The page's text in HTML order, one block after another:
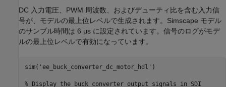
DC 入力電圧、PWM 周波数、およびデューティ比を含む入力信
号が、モデルの最上位レベルで生成されます。Simscape モデル
のサンプル時間は 6 μs に設定されています。信号のログがモデ
ルの最上位レベルで有効になっています。
sim( 'ee_buck_converter_dc_motor_hdl' )
% Display the buck converter output signals in SDI